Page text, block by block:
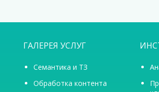
ГАЛЕРЕЯ УСЛУГ
Семантика и ТЗ
Обработка контента